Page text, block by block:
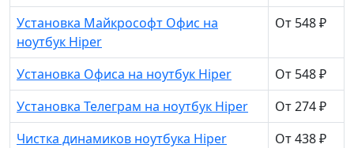
Установка Майкрософт Офис на
ноутбук Hiper
От 548 ₽
Установка Офиса на ноутбук Hiper
От 548 ₽
Установка Телеграм на ноутбук Hiper
От 274 ₽
Чистка динамиков ноутбука Hiper
От 438 ₽